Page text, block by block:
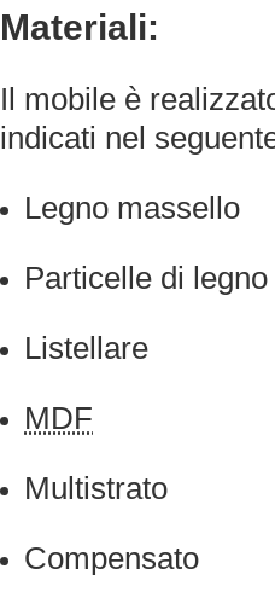
Materiali:
Il mobile è
indicati nel
Legno massello
Particelle di
Listellare
MDF
Multistrato
Compensato